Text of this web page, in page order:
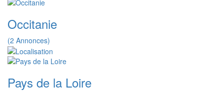
Occitanie
(2 Annonces)
Pays de la Loire